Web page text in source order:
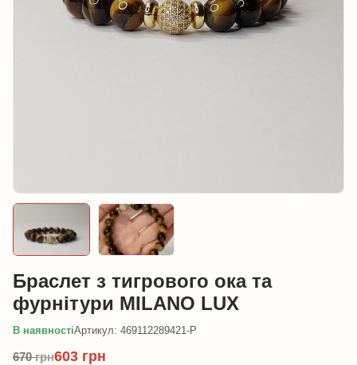
Браслет з тигрового ока та
фурнітури MILANO LUX
В наявностіАртикул: 469112289421-P
670грн603 грн